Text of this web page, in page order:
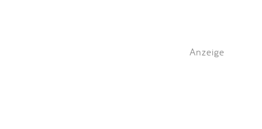
Anzeige